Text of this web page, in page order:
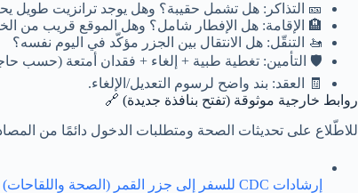
🎫 التذاكر: هل تشمل حقيبة؟ وهل يوجد ترانزيت طويل
🏨 الإقامة: هل الإفطار شامل؟ وهل الموقع قريب من
🚤 التنقّل: هل الانتقال بين الجزر مؤكّد في اليوم نفسه؟
🛡️ التأمين: تغطية طبية + إلغاء + فقدان أمتعة (حسب
🧾 العقد: بند واضح لرسوم التعديل/الإلغاء.
روابط خارجية موثوقة (تفتح بنافذة جديدة) 🔗
للاطّلاع على تحديثات الصحة ومتطلبات الدخول دائمًا من
إرشادات CDC للسفر إلى جزر القمر (الصحة واللقاحات)